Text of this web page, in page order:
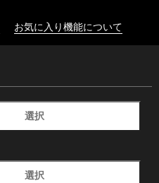
お気に入り機能について
選択
選択